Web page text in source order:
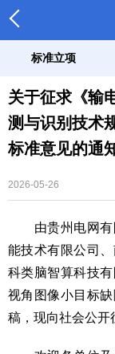
标准立项
关于征求《输
测与识别技术
标准意见的通
2026-05-26
由贵州电网有
能技术有限公司
科类脑智算科技
视角图像小目标
稿，现向社会公开